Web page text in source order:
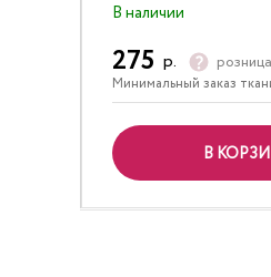
В наличии
275 р. розница
Минимальный заказ
В